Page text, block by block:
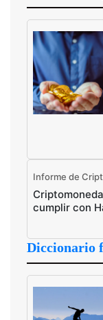
Informe de
cumplir con
Diccionario